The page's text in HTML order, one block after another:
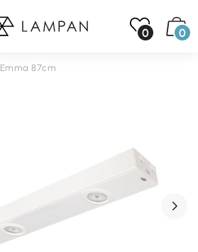
0 0
Emma 87cm